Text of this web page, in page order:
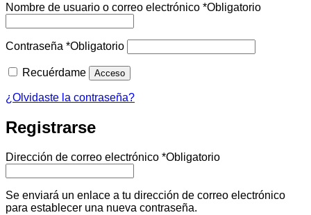
Nombre de usuario o correo electrónico *Obligatorio
Contraseña *Obligatorio
Recuérdame Acceso
¿Olvidaste la contraseña?
Registrarse
Dirección de correo electrónico *Obligatorio
Se enviará un enlace a tu dirección de correo electrónico
para establecer una nueva contraseña.